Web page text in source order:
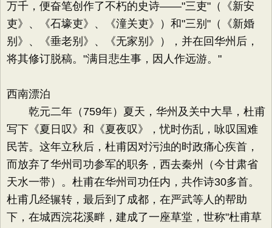
万千，便奋笔创作了不朽的史诗——"三吏"（《新安
吏》、《石壕吏》、《潼关吏》）和"三别"（《新婚
别》、《垂老别》、《无家别》），并在回华州后，
将其修订脱稿。"满目悲生事，因人作远游。"
西南漂泊
乾元二年（759年）夏天，华州及关中大旱，杜甫
写下《夏日叹》和《夏夜叹》，忧时伤乱，咏叹国难
民苦。这年立秋后，杜甫因对污浊的时政痛心疾首，
而放弃了华州司功参军的职务，西去秦州（今甘肃省
天水一带）。杜甫在华州司功任内，共作诗30多首。
杜甫几经辗转，最后到了成都，在严武等人的帮助
下，在城西浣花溪畔，建成了一座草堂，世称"杜甫草